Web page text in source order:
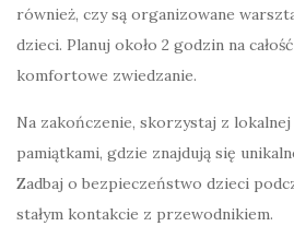
również, czy są organizowane
dzieci. Planuj około 2 godzin na
komfortowe zwiedzanie.
Na zakończenie, skorzystaj z
pamiątkami, gdzie znajdują się
Zadbaj o bezpieczeństwo dzieci
stałym kontakcie z przewodnikiem.